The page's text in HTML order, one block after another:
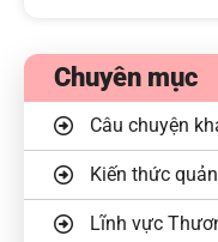
Chuyên mục
Câu chuyện
Kiến thức
Lĩnh vực